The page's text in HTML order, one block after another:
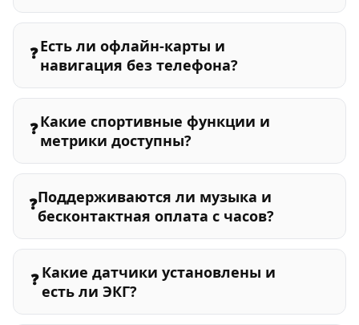
❓Есть ли офлайн-карты и
навигация без телефона?
❓Какие спортивные функции и
метрики доступны?
❓Поддерживаются ли музыка и
бесконтактная оплата с часов?
❓Какие датчики установлены и
есть ли ЭКГ?